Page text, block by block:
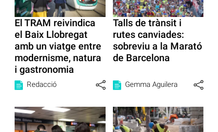
El TRAM reivindica
el Baix Llobregat
amb un viatge entre
modernisme, natura
i gastronomia
Redacció
Talls de trànsit i
rutes canviades:
sobreviu a la Marató
de Barcelona
Gemma Aguilera